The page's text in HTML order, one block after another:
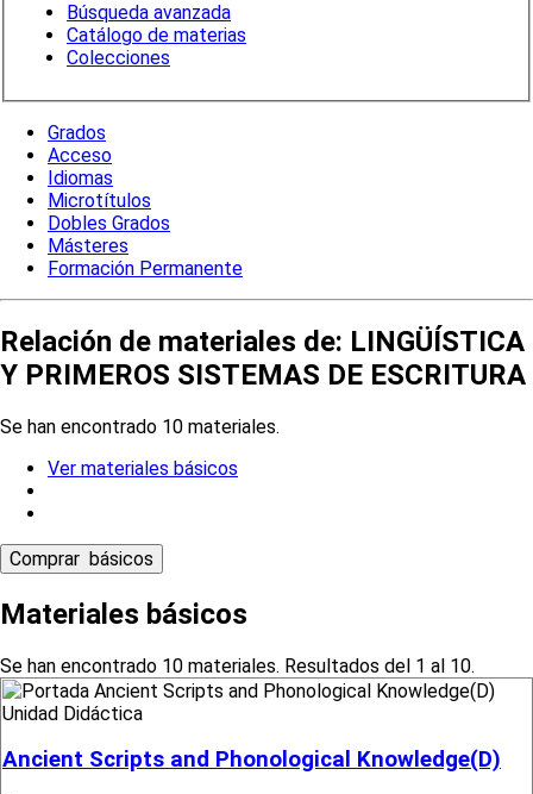
Búsqueda avanzada
Catálogo de materias
Colecciones
Grados
Acceso
Idiomas
Microtítulos
Dobles Grados
Másteres
Formación Permanente
Relación de materiales de: LINGÜÍSTICA
Y PRIMEROS SISTEMAS DE ESCRITURA
Se han encontrado 10 materiales.
Ver materiales básicos
Materiales básicos
Se han encontrado 10 materiales. Resultados del 1 al 10.
Unidad Didáctica
Ancient Scripts and Phonological Knowledge(D)